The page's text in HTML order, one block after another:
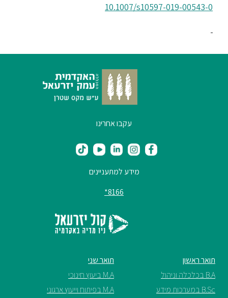
10.1007/s10597-019-00543-0
עקבו אחרינו
מידע למתעניינים
8166*
תואר ראשון
B.A בכלכלה וניהול
B.Sc במערכות מידע
תואר שני
M.A ביעוץ חינוכי
M.A בפיתוח וייעוץ ארגוני